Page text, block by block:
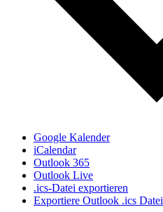
Google Kalender
iCalendar
Outlook 365
Outlook Live
.ics-Datei exportieren
Exportiere Outlook .ics Datei